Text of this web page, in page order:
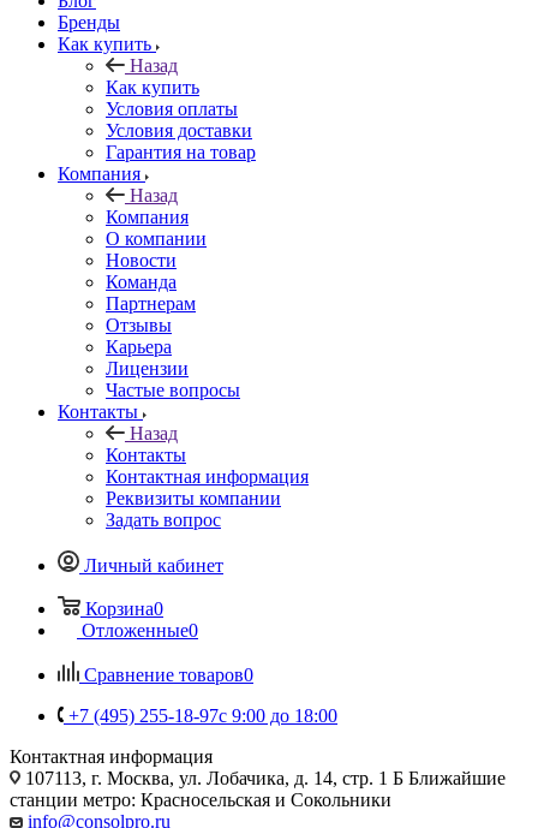
Бренды
Как купить
Назад
Как купить
Условия оплаты
Условия доставки
Гарантия на товар
Компания
Назад
Компания
О компании
Новости
Команда
Партнерам
Отзывы
Карьера
Лицензии
Частые вопросы
Контакты
Назад
Контакты
Контактная информация
Реквизиты компании
Задать вопрос
Личный кабинет
Корзина0
Отложенные0
Сравнение товаров0
+7 (495) 255-18-97с 9:00 до 18:00
Контактная информация
107113, г. Москва, ул. Лобачика, д. 14, стр. 1 Б Ближайшие
станции метро: Красносельская и Сокольники
info@consolpro.ru